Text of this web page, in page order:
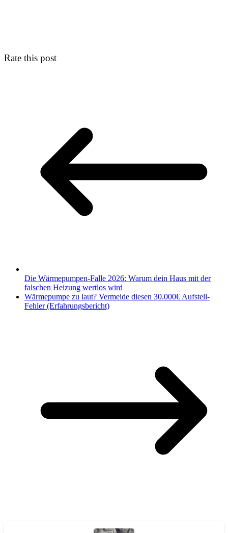
Rate this post
Die Wärmepumpen-Falle 2026: Warum dein Haus mit der
falschen Heizung wertlos wird
Wärmepumpe zu laut? Vermeide diesen 30.000€ Aufstell-
Fehler (Erfahrungsbericht)